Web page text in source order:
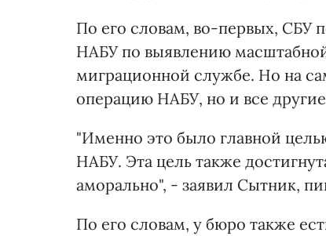
По его словам, во-первых, СБУ
НАБУ по выявлению
миграционной службе. Но на
операцию НАБУ, но и все
"Именно это было главной
НАБУ. Эта цель также
аморально", - заявил Сытник,
По его словам, у бюро также